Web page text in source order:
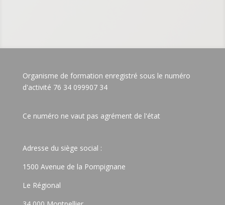
Organisme de formation enregistré sous le numéro
d'activité 76 34 099907 34
Ce numéro ne vaut pas agrément de l'état
Adresse du siège social :
1500 Avenue de la Pompignane
Le Régional